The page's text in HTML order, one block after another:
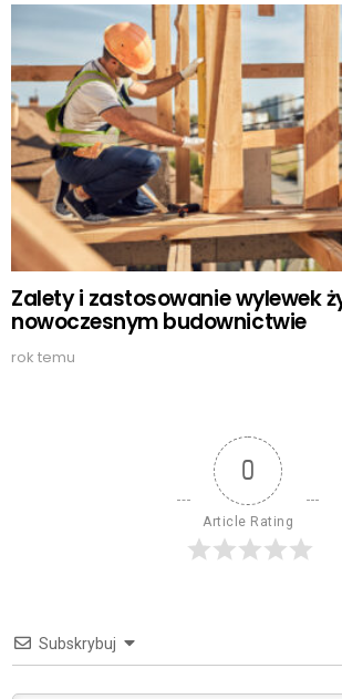
Zalety i zastosowanie wylewek
nowoczesnym budownictwie
rok temu
0
Article Rating
Subskrybuj